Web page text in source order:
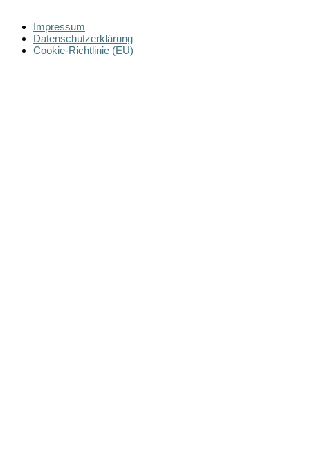
Impressum
Datenschutzerklärung
Cookie-Richtlinie (EU)